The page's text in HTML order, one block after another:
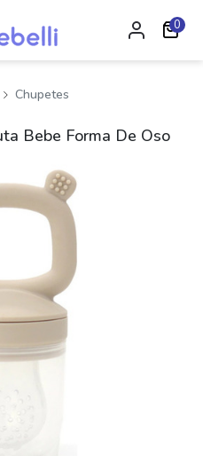
0
Chupetes
Bebe Forma De Oso